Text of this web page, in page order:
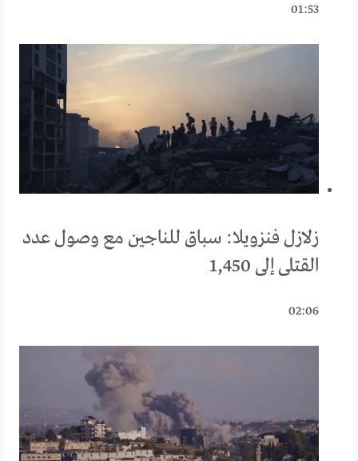
01:53
زلازل فنزويلا: سباق للناجين مع وصول عدد
القتلى إلى 1,450
02:06